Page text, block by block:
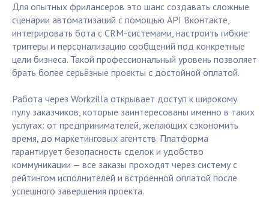
Для опытных фрилансеров это шанс создавать сложные
сценарии автоматизаций с помощью API Вконтакте,
интегрировать бота с CRM-системами, настроить гибкие
триггеры и персонализацию сообщений под конкретные
цели бизнеса. Такой профессиональный уровень позволяет
брать более серьёзные проекты с достойной оплатой.
Работа через Workzilla открывает доступ к широкому
пулу заказчиков, которые заинтересованы именно в таких
услугах: от предпринимателей, желающих сэкономить
время, до маркетинговых агентств. Платформа
гарантирует безопасность сделок и удобство
коммуникации — все заказы проходят через систему с
рейтингом исполнителей и встроенной оплатой после
успешного завершения проекта.